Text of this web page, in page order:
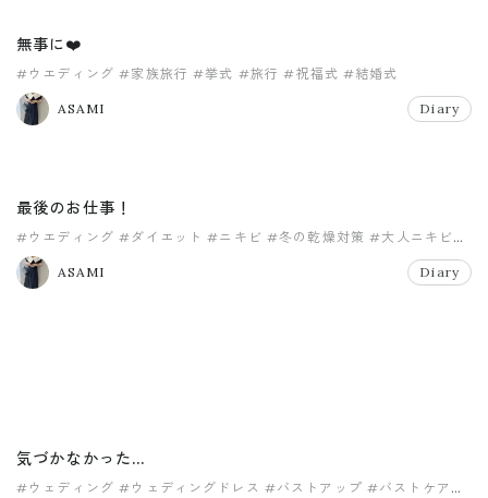
無事に❤️
#ウエディング #家族旅行 #挙式 #旅行 #祝福式 #結婚式
ASAMI Diary
最後のお仕事！
#ウエディング #ダイエット #ニキビ #冬の乾燥対策 #大人ニキビ
#挙式
ASAMI
Diary
気づかなかった…
#ウェディング #ウェディングドレス #バストアップ #バストケア